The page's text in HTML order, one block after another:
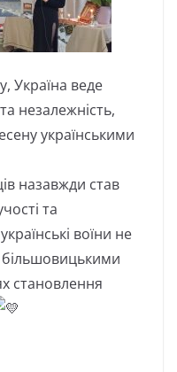
Україна веде
незалежність,
українськими
назавжди став
та
воїни не
більшовицькими
становлення